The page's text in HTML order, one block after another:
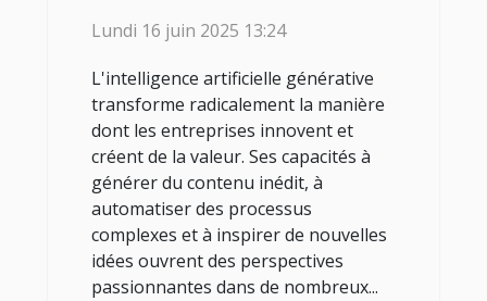
Lundi 16 juin 2025 13:24
L'intelligence artificielle générative
transforme radicalement la manière
dont les entreprises innovent et
créent de la valeur. Ses capacités à
générer du contenu inédit, à
automatiser des processus
complexes et à inspirer de nouvelles
idées ouvrent des perspectives
passionnantes dans de nombreux...